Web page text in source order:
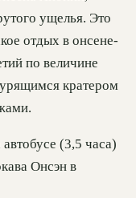
ущелья. Это
отдых в онсене-
по величине
кратером
(3,5 часа)
Онсэн в